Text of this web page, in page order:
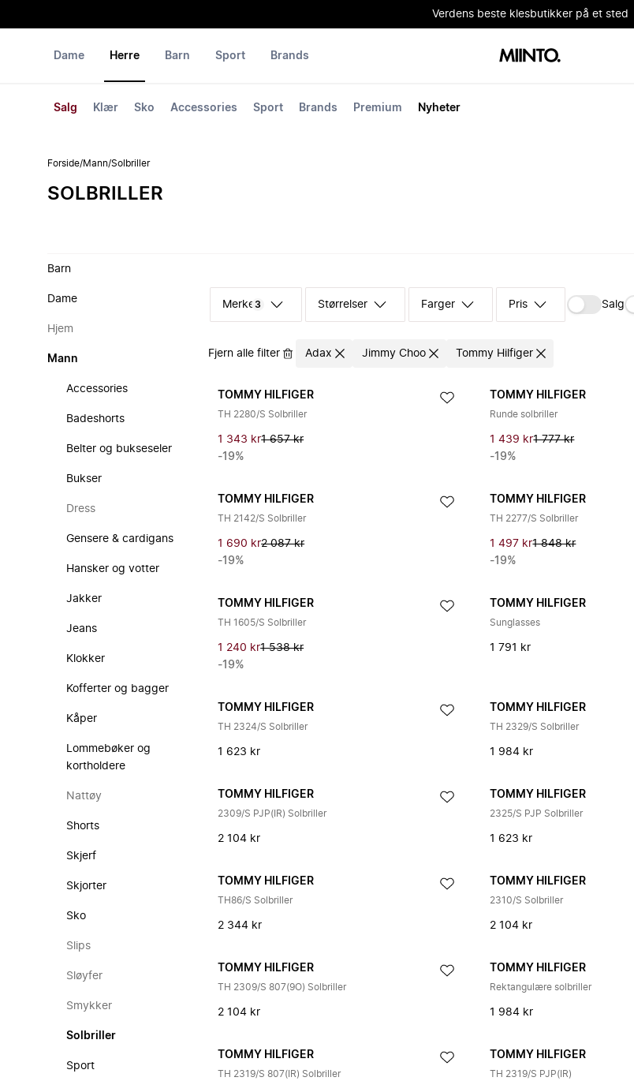
Verdens beste klesbutikker på et sted
Dame Herre
Salg Klær Sko Accessories Sport Brands Premium Nyheter
Barn Sport Brands
Forside/Mann/Solbriller
SOLBRILLER
Barn
Dame
Hjem
Mann
Accessories
Badeshorts
Belter og bukseseler
Bukser
Dress
Gensere & cardigans
Hansker og votter
Jakker
Jeans
Klokker
Kofferter og bagger
Kåper
Lommebøker og
kortholdere
Nattøy
Shorts
Skjerf
Skjorter
Sko
Slips
Sløyfer
Smykker
Solbriller
Sport
Merke3 Størrelser Farger Pris Salg
Fjern alle filter Adax Jimmy Choo Tommy Hilfiger
TOMMY HILFIGER
TH 2280/S Solbriller
1 343 kr1 657 kr
-19%
TOMMY HILFIGER
Runde solbriller
1 439 kr1 777 kr
-19%
TOMMY HILFIGER
TH 2142/S Solbriller
1 690 kr2 087 kr
-19%
TOMMY HILFIGER
TH 2277/S Solbriller
1 497 kr1 848 kr
-19%
TOMMY HILFIGER
TH 1605/S Solbriller
1 240 kr1 538 kr
-19%
TOMMY HILFIGER
Sunglasses
1 791 kr
TOMMY HILFIGER
TH 2324/S Solbriller
1 623 kr
TOMMY HILFIGER
TH 2329/S Solbriller
1 984 kr
TOMMY HILFIGER
2309/S PJP(IR) Solbriller
2 104 kr
TOMMY HILFIGER
2325/S PJP Solbriller
1 623 kr
TOMMY HILFIGER
TH86/S Solbriller
2 344 kr
TOMMY HILFIGER
2310/S Solbriller
2 104 kr
TOMMY HILFIGER
TH 2309/S 807(9O) Solbriller
2 104 kr
TOMMY HILFIGER
Rektangulære solbriller
1 984 kr
TOMMY HILFIGER
TH 2319/S 807(IR) Solbriller
TOMMY HILFIGER
TH 2319/S PJP(IR)